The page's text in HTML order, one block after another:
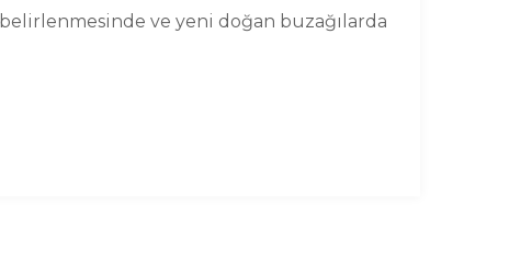
belirlenmesinde ve yeni doğan buzağılarda